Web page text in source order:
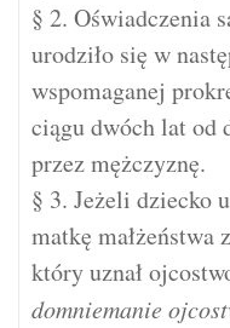
§ 2. Oświadczenia
urodziło się w
wspomaganej
ciągu dwóch lat od
przez mężczyznę.
§ 3. Jeżeli dziecko
matkę małżeństwa
który uznał
domniemanie